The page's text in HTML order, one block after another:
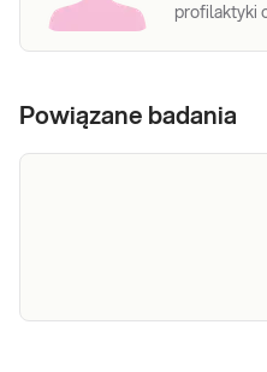
profilaktyki
Powiązane badania